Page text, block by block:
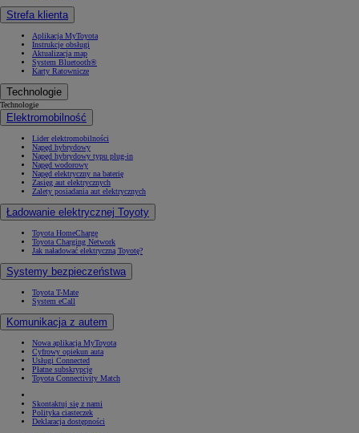
Strefa klienta
Aplikacja MyToyota
Instrukcje obsługi
Aktualizacja map
System Bluetooth®
Karty Ratownicze
Technologie
Technologie
Elektromobilność
Lider elektromobilności
Napęd hybrydowy
Napęd hybrydowy typu plug-in
Napęd wodorowy
Napęd elektryczny na baterię
Zasięg aut elektrycznych
Zalety posiadania aut elektrycznych
Ładowanie elektrycznej Toyoty
Toyota HomeCharge
Toyota Charging Network
Jak naładować elektryczną Toyotę?
Systemy bezpieczeństwa
Toyota T-Mate
System eCall
Komunikacja z autem
Nowa aplikacja MyToyota
Cyfrowy opiekun auta
Usługi Connected
Płatne subskrypcje
Toyota Connectivity Match
Skontaktuj się z nami
Polityka ciasteczek
Deklaracja dostępności